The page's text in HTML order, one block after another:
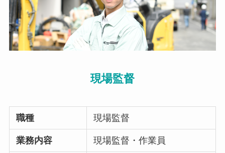
現場監督
職種 現場監督
業務内容 現場監督・作業員